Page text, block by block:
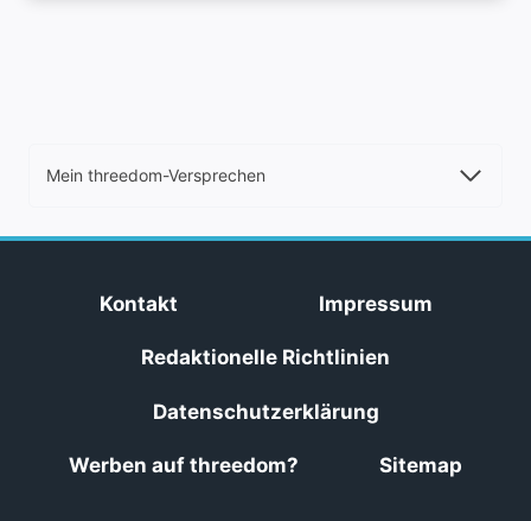
Mein threedom-Versprechen
Kontakt Impressum
Redaktionelle Richtlinien
Datenschutzerklärung
Werben auf threedom? Sitemap